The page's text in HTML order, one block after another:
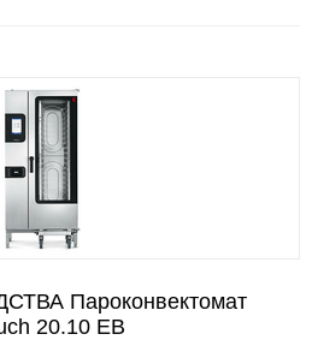
Пароконвектомат
20.10 EB